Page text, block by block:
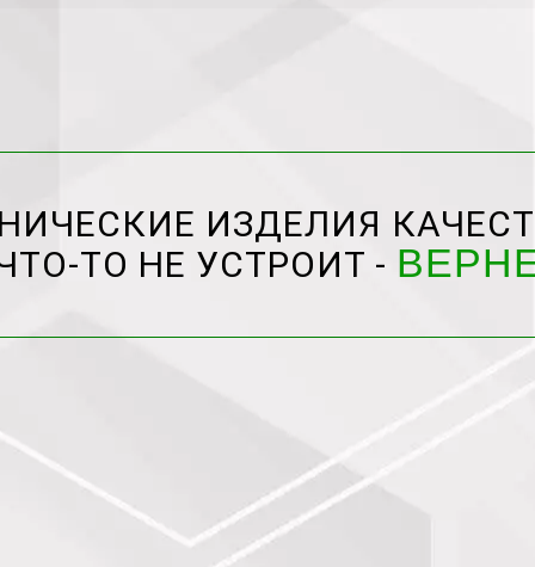
ИЗДЕЛИЯ
ТО НЕ УСТРОИТ -